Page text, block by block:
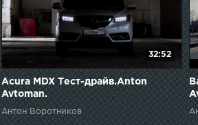
32:52
Acura MDX Тест-драйв.Anton
Avtoman.
Антон Воротников